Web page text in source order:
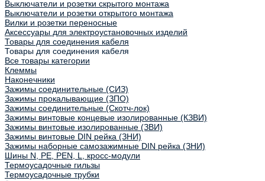
Выключатели и розетки скрытого монтажа
Выключатели и розетки открытого монтажа
Вилки и розетки переносные
Аксессуары для электроустановочных изделий
Товары для соединения кабеля
Товары для соединения кабеля
Все товары категории
Клеммы
Наконечники
Зажимы соединительные (СИЗ)
Зажимы прокалывающие (ЗПО)
Зажимы соединительные (Скотч-лок)
Зажимы винтовые концевые изолированные (КЗВИ)
Зажимы винтовые изолированные (ЗВИ)
Зажимы винтовые DIN рейка (ЗНИ)
Зажимы наборные самозажимные DIN рейка (ЗНИ)
Шины N, PE, PEN, L, кросс-модули
Термоусадочные гильзы
Термоусадочные трубки